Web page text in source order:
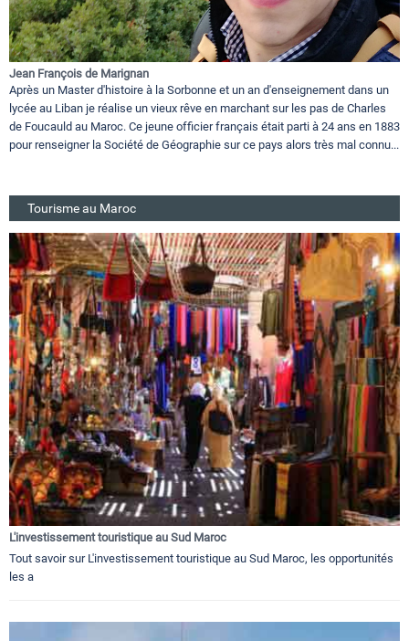
Jean François de Marignan
Après un Master d'histoire à la Sorbonne et un an d'enseignement dans un
lycée au Liban je réalise un vieux rêve en marchant sur les pas de Charles
de Foucauld au Maroc. Ce jeune officier français était parti à 24 ans en 1883
pour renseigner la Société de Géographie sur ce pays alors très mal connu...
Tourisme au Maroc
L'investissement touristique au Sud Maroc
Tout savoir sur L'investissement touristique au Sud Maroc, les opportunités
les a